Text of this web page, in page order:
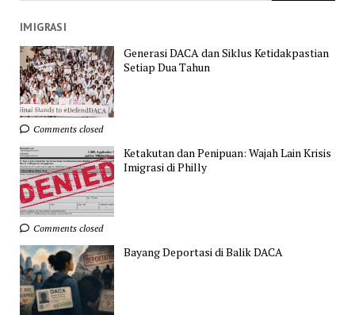
IMIGRASI
Generasi DACA dan Siklus Ketidakpastian
Setiap Dua Tahun
Comments closed
Ketakutan dan Penipuan: Wajah Lain Krisis
Imigrasi di Philly
Comments closed
Bayang Deportasi di Balik DACA